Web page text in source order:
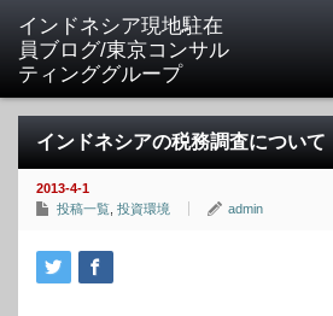
インドネシアの税務調査について
2013-4-1
投稿一覧 投資環境 admin